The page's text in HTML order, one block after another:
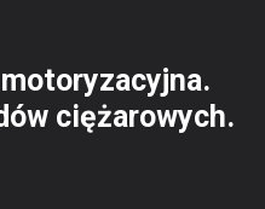
ciężarowych.